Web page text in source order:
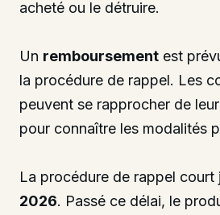
acheté ou le détruire.
Un remboursement est
la procédure de rappel. Les
peuvent se rapprocher de
pour connaître les modalités
La procédure de rappel court
2026. Passé ce délai, le